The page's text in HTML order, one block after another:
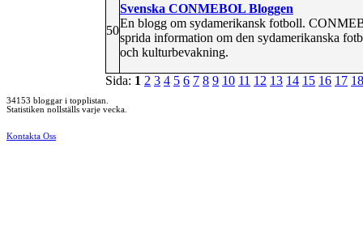
50
Svenska CONMEBOL Bloggen
En blogg om sydamerikansk fotboll.
sprida information om den sydamerikanska
och kulturbevakning.
Sida: 1 2 3 4 5 6 7 8 9 10 11 12 13 14 15 16 17 18
34153 bloggar i topplistan.
Statistiken nollställs varje vecka.
Kontakta Oss